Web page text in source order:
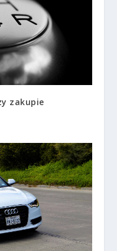
zakupie